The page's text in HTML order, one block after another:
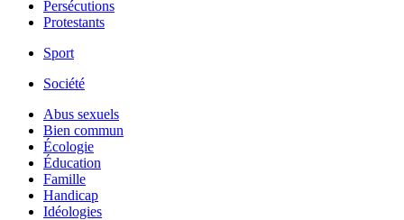
Persécutions
Protestants
Sport
Société
Abus sexuels
Bien commun
Écologie
Éducation
Famille
Handicap
Idéologies